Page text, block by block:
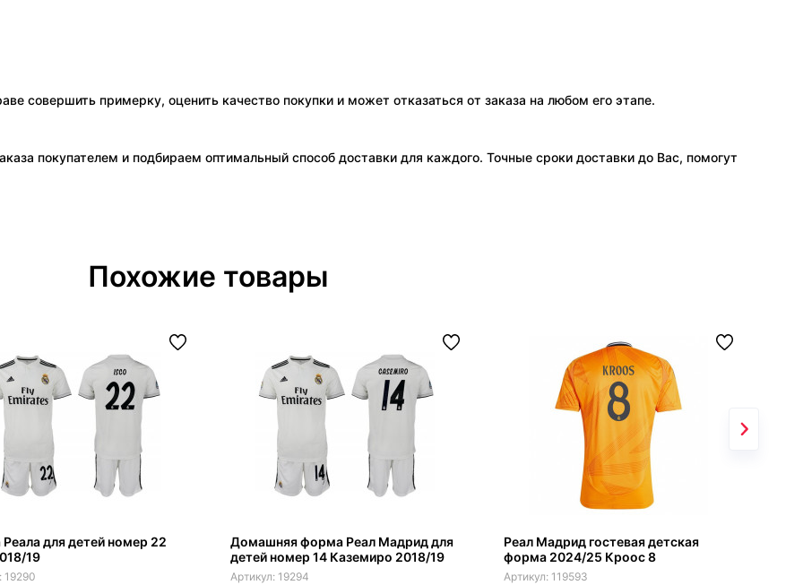
совершить примерку, оценить качество покупки и может отказаться от заказа на любом его этапе.
покупателем и подбираем оптимальный способ доставки для каждого. Точные сроки доставки до Вас, помогут
Похожие товары
для детей номер 22
19
19290
Домашняя форма Реал Мадрид для
детей номер 14 Каземиро 2018/19
19294
Реал Мадрид гостевая детская
форма 2024/25 Кроос 8
119593